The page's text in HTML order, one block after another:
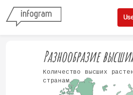
Skip to
Разнообразие
Количество высших
странам